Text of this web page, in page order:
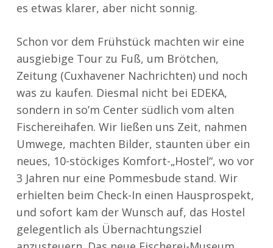
es etwas klarer, aber nicht sonnig.
Schon vor dem Frühstück machten wir eine
ausgiebige Tour zu Fuß, um Brötchen,
Zeitung (Cuxhavener Nachrichten) und noch
was zu kaufen. Diesmal nicht bei EDEKA,
sondern in so’m Center südlich vom alten
Fischereihafen. Wir ließen uns Zeit, nahmen
Umwege, machten Bilder, staunten über ein
neues, 10-stöckiges Komfort-„Hostel“, wo vor
3 Jahren nur eine Pommesbude stand. Wir
erhielten beim Check-In einen Hausprospekt,
und sofort kam der Wunsch auf, das Hostel
gelegentlich als Übernachtungsziel